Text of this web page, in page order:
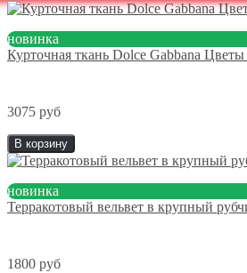
новинка
Курточная ткань Dolce Gabbana Цветы
3075 руб
В корзину
новинка
Терракотовый вельвет в крупный
1800 руб